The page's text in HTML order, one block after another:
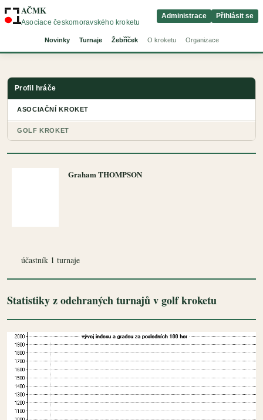
AČMK
Asociace českomoravského kroketu
Novinky Turnaje Žebříček O kroketu Organizace
Administrace Přihlásit se
Graham THOMPSON
účastník 1 turnaje
Statistiky z odehraných turnajů v golf kroketu
Profil hráče
ASOCIAČNÍ KROKET
GOLF KROKET